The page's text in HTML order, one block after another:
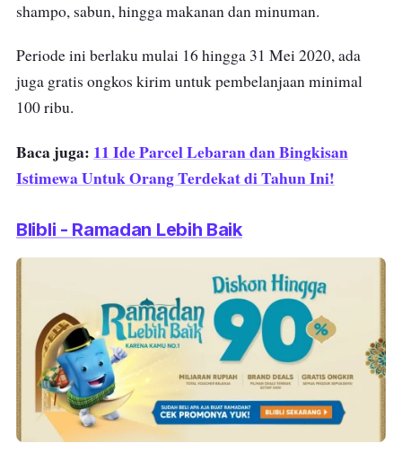
shampo, sabun, hingga makanan dan minuman.
Periode ini berlaku mulai 16 hingga 31 Mei 2020, ada
juga gratis ongkos kirim untuk pembelanjaan minimal
100 ribu.
Baca juga: 11 Ide Parcel Lebaran dan Bingkisan
Istimewa Untuk Orang Terdekat di Tahun Ini!
Blibli - Ramadan Lebih Baik